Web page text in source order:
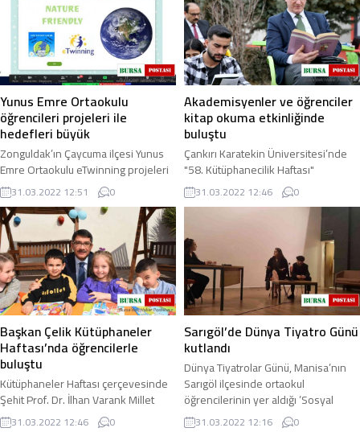
Yunus Emre Ortaokulu
öğrencileri projeleri ile
hedefleri büyük
Zonguldak’ın Çaycuma ilçesi Yunus
Emre Ortaokulu eTwinning projeleri
ile dünyaya açılmaya devam ediyor.
2021-2022 Eğitim-öğretim yılında
Yunus ...
31.03.2022 12:51 0
Akademisyenler ve öğrenciler
kitap okuma etkinliğinde
buluştu
Çankırı Karatekin Üniversitesi’nde
"58. Kütüphanecilik Haftası"
dolayısıyla düzenlenen etkinlikte
akademisyenlerle öğrenciler kitap
31.03.2022 12:46 0
Başkan Çelik Kütüphaneler
Haftası’nda öğrencilerle
buluştu
Kütüphaneler Haftası çerçevesinde
Şehit Prof. Dr. İlhan Varank Millet
Kıraathanesi’nde öğrenciler ile bir
31.03.2022 12:46 0
Sarıgöl’de Dünya Tiyatro Günü
kutlandı
Dünya Tiyatrolar Günü, Manisa’nın
Sarıgöl ilçesinde ortaokul
öğrencilerinin yer aldığı ’Sosyal
Medya’ konulu tiyatro oyunuyla
31.03.2022 12:16 0